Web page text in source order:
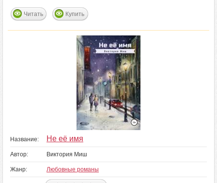
Читать Купить
Название: Не её имя
Автор: Виктория Миш
Жанр: Любовные романы